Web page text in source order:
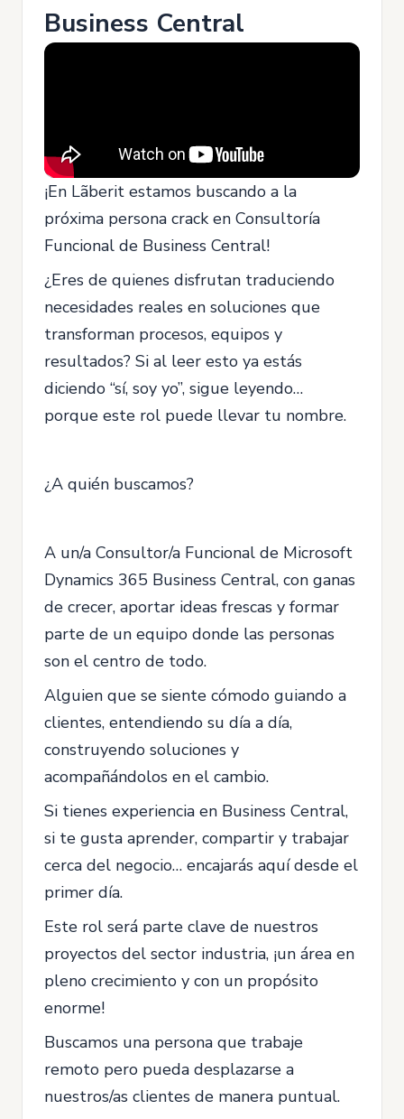
Business Central
¡En Lãberit estamos buscando a la
próxima persona crack en Consultoría
Funcional de Business Central!
¿Eres de quienes disfrutan traduciendo
necesidades reales en soluciones que
transforman procesos, equipos y
resultados? Si al leer esto ya estás
diciendo “sí, soy yo”, sigue leyendo…
porque este rol puede llevar tu nombre.
¿A quién buscamos?
A un/a Consultor/a Funcional de Microsoft
Dynamics 365 Business Central, con ganas
de crecer, aportar ideas frescas y formar
parte de un equipo donde las personas
son el centro de todo.
Alguien que se siente cómodo guiando a
clientes, entendiendo su día a día,
construyendo soluciones y
acompañándolos en el cambio.
Si tienes experiencia en Business Central,
si te gusta aprender, compartir y trabajar
cerca del negocio… encajarás aquí desde el
primer día.
Este rol será parte clave de nuestros
proyectos del sector industria, ¡un área en
pleno crecimiento y con un propósito
enorme!
Buscamos una persona que trabaje
remoto pero pueda desplazarse a
nuestros/as clientes de manera puntual.